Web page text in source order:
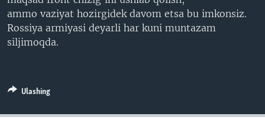
ammo vaziyat hozirgidek davom etsa bu imkonsiz.
Rossiya armiyasi deyarli har kuni muntazam
siljimoqda.
Ulashing